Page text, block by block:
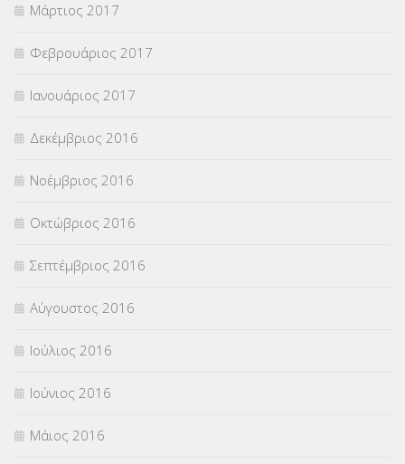
Μάρτιος 2017
Φεβρουάριος 2017
Ιανουάριος 2017
Δεκέμβριος 2016
Νοέμβριος 2016
Οκτώβριος 2016
Σεπτέμβριος 2016
Αύγουστος 2016
Ιούλιος 2016
Ιούνιος 2016
Μάιος 2016